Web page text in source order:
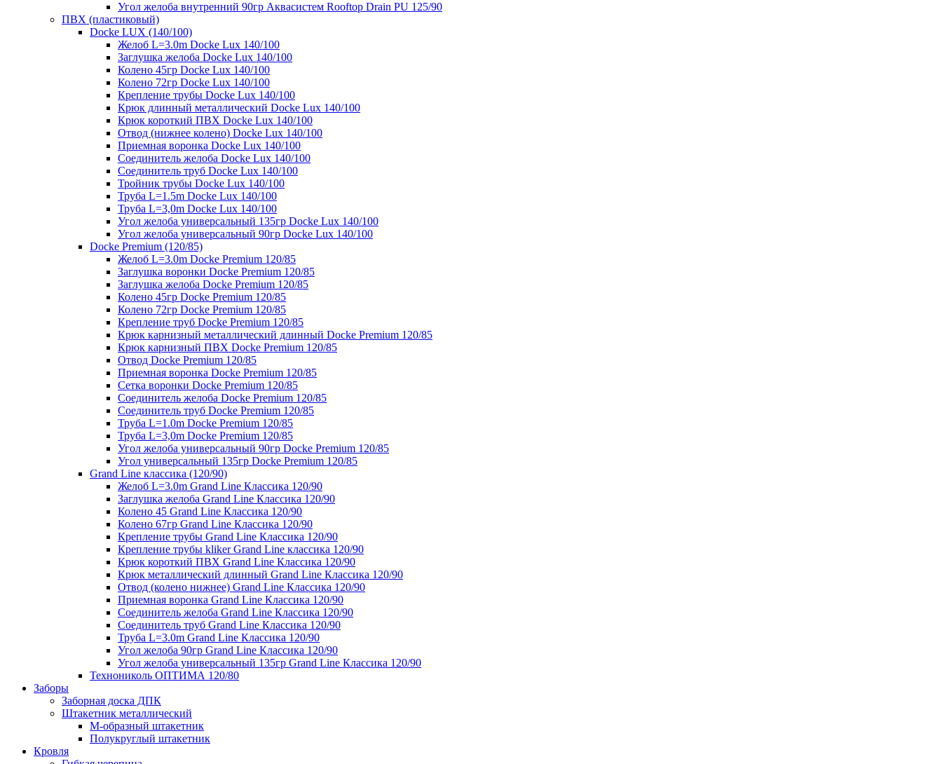
Угол желоба внутренний 90гр Аквасистем Rooftop Drain PU 125/90
ПВХ (пластиковый)
Docke LUX (140/100)
Желоб L=3.0m Docke Lux 140/100
Заглушка желоба Docke Lux 140/100
Колено 45гр Docke Lux 140/100
Колено 72гр Docke Lux 140/100
Крепление трубы Docke Lux 140/100
Крюк длинный металлический Docke Lux 140/100
Крюк короткий ПВХ Docke Lux 140/100
Отвод (нижнее колено) Docke Lux 140/100
Приемная воронка Docke Lux 140/100
Соединитель желоба Docke Lux 140/100
Соединитель труб Docke Lux 140/100
Тройник трубы Docke Lux 140/100
Труба L=1.5m Docke Lux 140/100
Труба L=3,0m Docke Lux 140/100
Угол желоба универсальный 135гр Docke Lux 140/100
Угол желоба универсальный 90гр Docke Lux 140/100
Docke Premium (120/85)
Желоб L=3.0m Docke Premium 120/85
Заглушка воронки Docke Premium 120/85
Заглушка желоба Docke Premium 120/85
Колено 45гр Docke Premium 120/85
Колено 72гр Docke Premium 120/85
Крепление труб Docke Premium 120/85
Крюк карнизный металлический длинный Docke Premium 120/85
Крюк карнизный ПВХ Docke Premium 120/85
Отвод Docke Premium 120/85
Приемная воронка Docke Premium 120/85
Сетка воронки Docke Premium 120/85
Соединитель желоба Docke Premium 120/85
Соединитель труб Docke Premium 120/85
Труба L=1.0m Docke Premium 120/85
Труба L=3,0m Docke Premium 120/85
Угол желоба универсальный 90гр Docke Premium 120/85
Угол универсальный 135гр Docke Premium 120/85
Grand Line классика (120/90)
Желоб L=3.0m Grand Line Классика 120/90
Заглушка желоба Grand Line Классика 120/90
Колено 45 Grand Line Классика 120/90
Колено 67гр Grand Line Классика 120/90
Крепление трубы Grand Line Классика 120/90
Крепление трубы kliker Grand Line классика 120/90
Крюк короткий ПВХ Grand Line Классика 120/90
Крюк металлический длинный Grand Line Классика 120/90
Отвод (колено нижнее) Grand Line Классика 120/90
Приемная воронка Grand Line Классика 120/90
Соединитель желоба Grand Line Классика 120/90
Соединитель труб Grand Line Классика 120/90
Труба L=3.0m Grand Line Классика 120/90
Угол желоба 90гр Grand Line Классика 120/90
Угол желоба универсальный 135гр Grand Line Классика 120/90
Технониколь ОПТИМА 120/80
Заборы
Заборная доска ДПК
Штакетник металлический
М-образный штакетник
Полукруглый штакетник
Кровля